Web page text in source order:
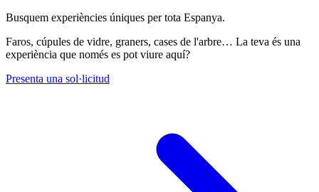
Busquem experiències úniques per tota Espanya.
Faros, cúpules de vidre, graners, cases de l'arbre… La teva és una
experiència que només es pot viure aquí?
Presenta una sol·licitud